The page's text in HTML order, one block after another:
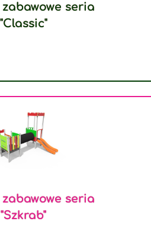
zabawowe seria
"Classic"
zabawowe seria
"Szkrab"